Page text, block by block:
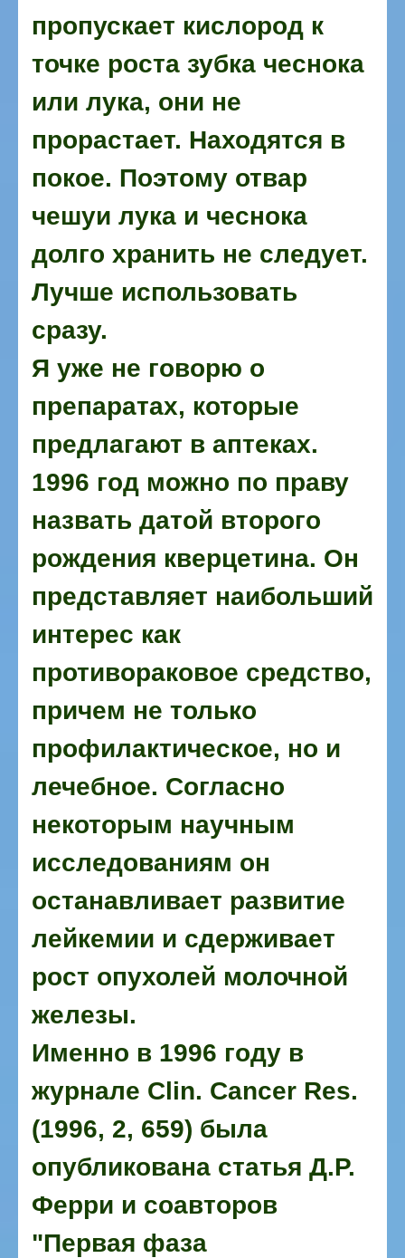
пропускает кислород к
точке роста зубка чеснока
или лука, они не
прорастает. Находятся в
покое. Поэтому отвар
чешуи лука и чеснока
долго хранить не следует.
Лучше использовать
сразу.
Я уже не говорю о
препаратах, которые
предлагают в аптеках.
1996 год можно по праву
назвать датой второго
рождения кверцетина. Он
представляет наибольший
интерес как
противораковое средство,
причем не только
профилактическое, но и
лечебное. Согласно
некоторым научным
исследованиям он
останавливает развитие
лейкемии и сдерживает
рост опухолей молочной
железы.
Именно в 1996 году в
журнале Clin. Cancer Res.
(1996, 2, 659) была
опубликована статья Д.Р.
Ферри и соавторов
"Первая фаза